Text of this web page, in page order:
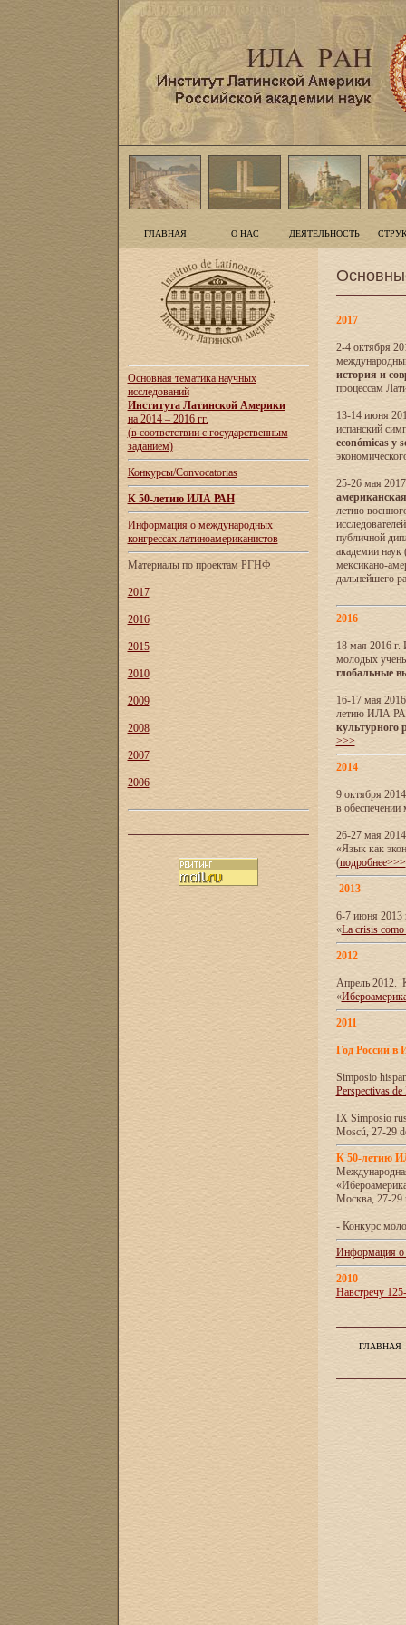
ГЛАВНАЯ О НАС ДЕЯТЕЛЬНОСТЬ
Основная тематика научных
исследований
Института Латинской Америки
на 2014 – 2016 гг.
(в соответствии с государственным
заданием)
Конкурсы/Convocatorias
К 50-летию ИЛА РАН
Информация о международных
конгрессах латиноамериканистов
Материалы по проектам РГНФ
2017
2016
2015
2010
2009
2008
2007
2006
2017
2-4 октября
история и
процессам
13-14 июня
испанский
económicas y
25-26 мая
летию
публичной
академии
мексикано-
дальнейшего
2016
18 мая 2016 г.
молодых
глобальные
16-17 мая
летию ИЛА
культурного
>>>
2014
9 октября
в обеспечении
26-27 мая
«Язык как
(подробнее>>>
2013
6-7 июня 2013
«La crisis como
2012
Апрель 2012.
«
2011
Год России в
Simposio
Perspectivas
IX Simposio
Moscú, 27-29
К 50-летию
Москва, 27-29
- Конкурс
Информация о
2010
Навстречу
ГЛАВНАЯ